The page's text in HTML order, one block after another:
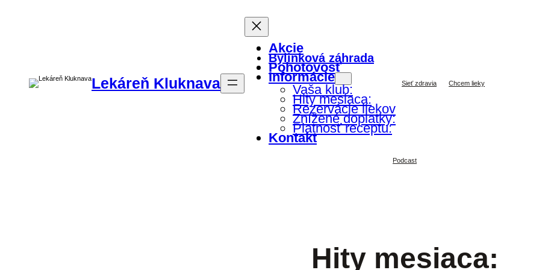
Lekáreň Kluknava
Akcie
Bylinková záhrada
Pohotovosť
Informácie
Vaša klub:
Hity mesiaca:
Rezervácie liekov
Znížené doplatky:
Platnosť receptu:
Kontakt
Sieť zdravia Chcem lieky
Podcast
Hity mesiaca: